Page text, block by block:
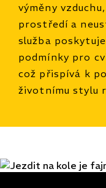
výměny
prostředí a
služba
podmínky pro
což přispívá k
životnímu stylu